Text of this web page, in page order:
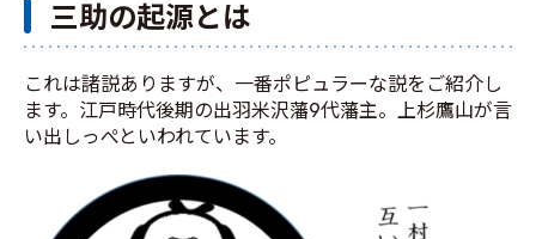
三助の起源とは
これは諸説ありますが、一番ポピュラーな説をご紹介し
ます。江戸時代後期の出羽米沢藩9代藩主。上杉鷹山が言
い出しっぺといわれています。